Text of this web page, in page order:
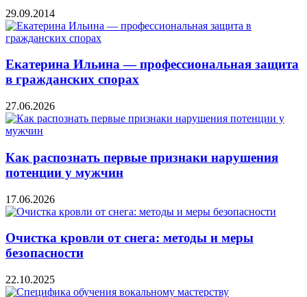
29.09.2014
Екатерина Ильина — профессиональная защита
в гражданских спорах
27.06.2026
Как распознать первые признаки нарушения
потенции у мужчин
17.06.2026
Очистка кровли от снега: методы и меры
безопасности
22.10.2025